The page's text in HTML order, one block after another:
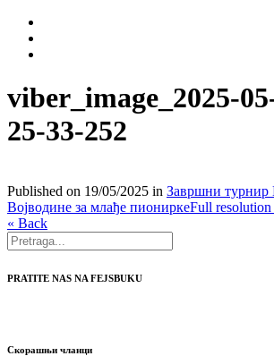
viber_image_2025-
25-33-252
Published on 19/05/2025 in Завршни турнир
Војводине за млађе пиониркеFull
« Back
PRATITE NAS NA FEJSBUKU
Скорашњи чланци